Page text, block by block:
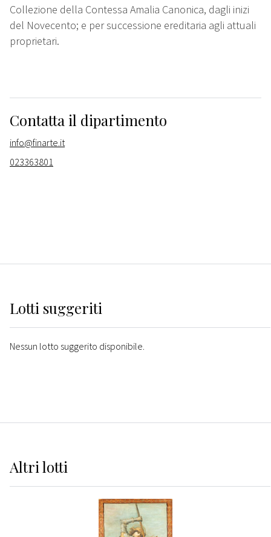
Collezione della Contessa Amalia Canonica, dagli inizi
del Novecento; e per successione ereditaria agli attuali
proprietari.
Contatta il dipartimento
info@finarte.it
023363801
Lotti suggeriti
Nessun lotto suggerito disponibile.
Altrilotti